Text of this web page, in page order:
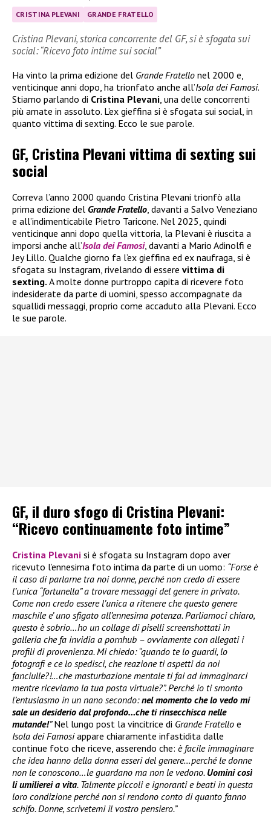
CRISTINA PLEVANI GRANDE FRATELLO
Cristina Plevani, storica concorrente del GF, si è sfogata sui
social: “Ricevo foto intime sui social”
Ha vinto la prima edizione del Grande Fratello nel 2000 e,
venticinque anni dopo, ha trionfato anche all’Isola dei Famosi.
Stiamo parlando di Cristina Plevani , una delle concorrenti
più amate in assoluto. L’ex gieffina si è sfogata sui social, in
quanto vittima di sexting. Ecco le sue parole.
GF, Cristina Plevani vittima di sexting sui
social
Correva l’anno 2000 quando Cristina Plevani trionfò alla
prima edizione del Grande Fratello , davanti a Salvo Veneziano
e all’indimenticabile Pietro Taricone. Nel 2025, quindi
venticinque anni dopo quella vittoria, la Plevani è riuscita a
imporsi anche all’Isola dei Famosi, davanti a Mario Adinolfi e
Jey Lillo. Qualche giorno fa l’ex gieffina ed ex naufraga, si è
sfogata su Instagram, rivelando di essere vittima di
sexting. A molte donne purtroppo capita di ricevere foto
indesiderate da parte di uomini, spesso accompagnate da
squallidi messaggi, proprio come accaduto alla Plevani. Ecco
le sue parole.
GF, il duro sfogo di Cristina Plevani:
“Ricevo continuamente foto intime”
Cristina Plevani si è sfogata su Instagram dopo aver
ricevuto l’ennesima foto intima da parte di un uomo: “Forse è
il caso di parlarne tra noi donne, perché non credo di essere
l’unica “fortunella” a trovare messaggi del genere in privato.
Come non credo essere l’unica a ritenere che questo genere
maschile e’ uno sfigato all’ennesima potenza. Parliamoci chiaro,
questo è sobrio…ho un collage di piselli screenshottati in
galleria che fa invidia a pornhub – ovviamente con allegati i
profili di provenienza. Mi chiedo: “quando te lo guardi, lo
fotografi e ce lo spedisci, che reazione ti aspetti da noi
fanciulle?!…che masturbazione mentale ti fai ad immaginarci
mentre riceviamo la tua posta virtuale?”. Perché io ti smonto
l’entusiasmo in un nano secondo:nel momento che lo vedo mi
sale un desiderio dal profondo…che ti rinsecchisca nelle
mutande!”Nel lungo post la vincitrice di Grande Fratello e
Isola dei Famosiappare chiaramente infastidita dalle
continue foto che riceve, asserendo che: è facile immaginare
che idea hanno della donna esseri del genere…perché le donne
non le conoscono…le guardano ma non le vedono. Uomini così
li umilierei a vita. Talmente piccoli e ignoranti e beati in questa
loro condizione perché non si rendono conto di quanto fanno
schifo. Donne, scrivetemi il vostro pensiero.”